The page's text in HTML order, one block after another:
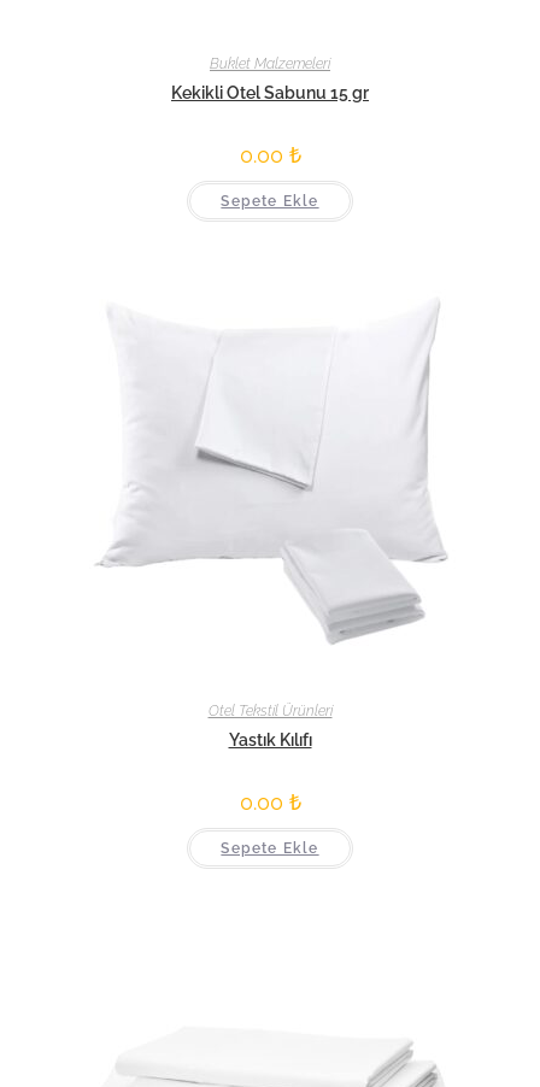
Buklet Malzemeleri
Kekikli Otel Sabunu 15 gr
0.00 ₺
Sepete Ekle
Otel Tekstil Ürünleri
Yastık Kılıfı
0.00 ₺
Sepete Ekle